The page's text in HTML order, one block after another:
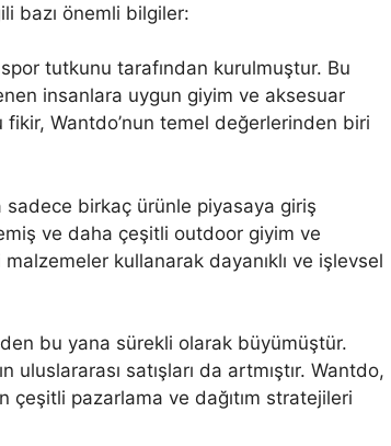
bazı önemli bilgiler:
tutkunu tarafından kurulmuştur. Bu
insanlara uygun giyim ve aksesuar
Wantdo’nun temel değerlerinden biri
sadece birkaç ürünle piyasaya giriş
ve daha çeşitli outdoor giyim ve
kullanarak dayanıklı ve işlevsel
bu yana sürekli olarak büyümüştür.
satışları da artmıştır. Wantdo,
pazarlama ve dağıtım stratejileri